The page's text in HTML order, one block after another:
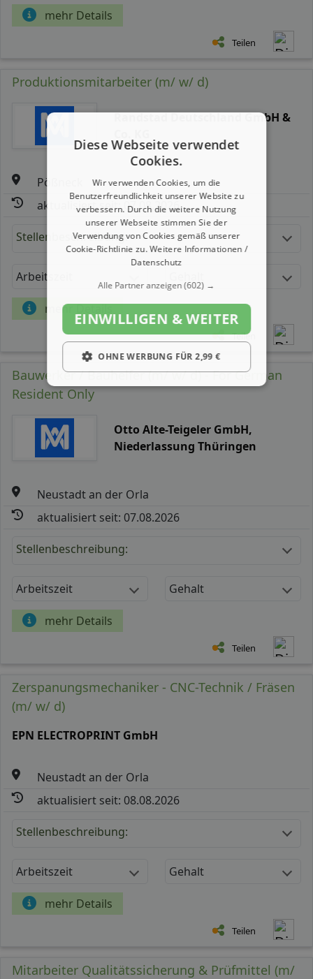
mehr Details
Teilen
Produktionsmitarbeiter (m/ w/ d)
Randstad Deutschland GmbH &
Pößneck
aktualisiert seit: 07.08.2026
Stellenbeschreibung:
Arbeitszeit
mehr Details
Teilen
Bauwerker / Bauhelfer (m/ w/ d) - For German
Resident Only
Otto Alte-Teigeler GmbH,
Niederlassung Thüringen
Neustadt an der Orla
aktualisiert seit: 07.08.2026
Stellenbeschreibung:
Arbeitszeit Gehalt
mehr Details
Teilen
Zerspanungsmechaniker - CNC-Technik / Fräsen
(m/ w/ d)
EPN ELECTROPRINT GmbH
Neustadt an der Orla
aktualisiert seit: 08.08.2026
Stellenbeschreibung:
Arbeitszeit Gehalt
mehr Details
Teilen
Mitarbeiter Qualitätssicherung & Prüfmittel (m/
Diese Webseite verwendet
Cookies.
Wir verwenden Cookies, um die
Benutzerfreundlichkeit unserer Website zu
verbessern. Durch die weitere Nutzung
unserer Webseite stimmen Sie der
Verwendung von Cookies gemäß unserer
Cookie-Richtlinie zu.Weitere Informationen /
Datenschutz
Alle Partner anzeigen(602) →
EINWILLIGEN & WEITER
OHNE WERBUNG FÜR 2,99 €